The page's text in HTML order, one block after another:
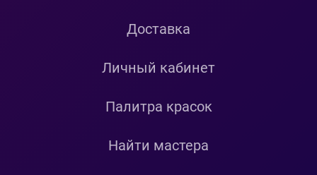
Доставка
Личный кабинет
Палитра красок
Найти мастера